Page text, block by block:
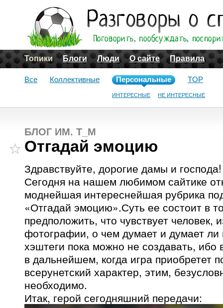
Топики Блоги Люди О сайте Правила
Все Коллективные Персональные
ИНТЕРЕСНЫЕ НЕ ИНТЕРЕСНЫЕ
TOP
БЛОГ ИМ. T_M
Отгадай эмоцию
Здравствуйте, дорогие дамы и господа!
Сегодня на нашем любимом сайтике
моднейшая интереснейшая рубрика
«Отгадай эмоцию».Суть ее состоит в
предположить, что чувствует человек,
фотографии, о чем думает и думает
хэштеги пока можно не создавать, ибо
в дальнейшем, когда игра приобретет
всерунетский характер, этим,
необходимо.
Итак, герой сегодняшний передачи: